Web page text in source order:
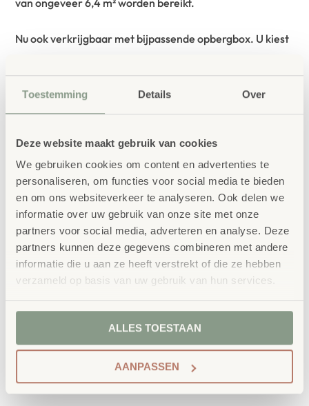
Toestemming Details Over
Deze website maakt gebruik van cookies
We gebruiken cookies om content en advertenties te
personaliseren, om functies voor social media te bieden
en om ons websiteverkeer te analyseren. Ook delen we
informatie over uw gebruik van onze site met onze
partners voor social media, adverteren en analyse. Deze
partners kunnen deze gegevens combineren met andere
informatie die u aan ze heeft verstrekt of die ze hebben
verzameld op basis van uw gebruik van hun services.
ALLES TOESTAAN
AANPASSEN
Nu ook verkrijgbaar met bijpassende opbergbox. U kiest
Leveringsomvang
1 kg transparante mozaïekstenen
Let op! Gebruik onder toezicht van een volwassene.
Kleine onderdelen – verstikkingsgevaar.
Vertrouwdbestellen bij School
Concept
onderwijsmeubilair. Wij geloven dat een
aansluit bij de behoeften van kinderen én
leerkrachten.